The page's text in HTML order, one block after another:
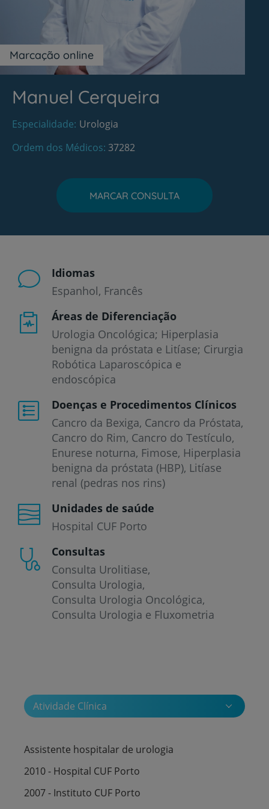
Marcação online
Manuel Cerqueira
Especialidade Urologia
Ordem dos Médicos 37282
MARCAR CONSULTA
Idiomas
Espanhol Francês
Áreas de Diferenciação
Urologia Oncológica; Hiperplasia
benigna da próstata e Litíase; Cirurgia
Robótica Laparoscópica e
endoscópica
Doenças e Procedimentos Clínicos
Cancro da Bexiga Cancro da Próstata
Cancro do Rim Cancro do Testículo
Enurese noturna Fimose Hiperplasia
benigna da próstata (HBP) Litíase
renal (pedras nos rins)
Unidades de saúde
Hospital CUF Porto
Consultas
Consulta Urolitiase
Consulta Urologia
Consulta Urologia Oncológica
Consulta Urologia e Fluxometria
Atividade Clínica
Assistente hospitalar de urologia
2010 - Hospital CUF Porto
2007 - Instituto CUF Porto